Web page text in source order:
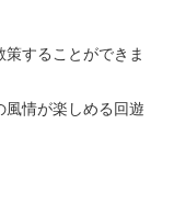
することができま
情が楽しめる回遊